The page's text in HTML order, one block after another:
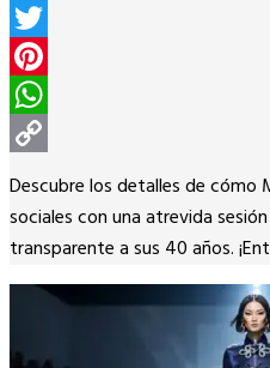
Facebook
Twitter
Pinterest
WhatsApp
Copy
Link
Descubre los detalles de cómo
sociales con una atrevida
transparente a sus 40 años.